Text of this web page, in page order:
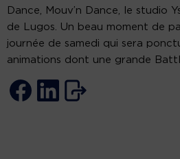
Dance, Mouv’n Dance, le studio
de Lugos. Un beau moment de
journée de samedi qui sera
animations dont une grande